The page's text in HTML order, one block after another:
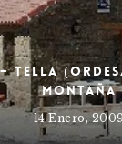
– Tella
Montaña
14 Enero, 2009